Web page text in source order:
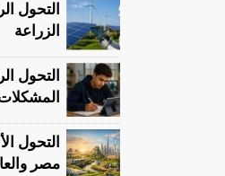
التحول
الزراعة
التحول
المشكلات
التحول
مصر